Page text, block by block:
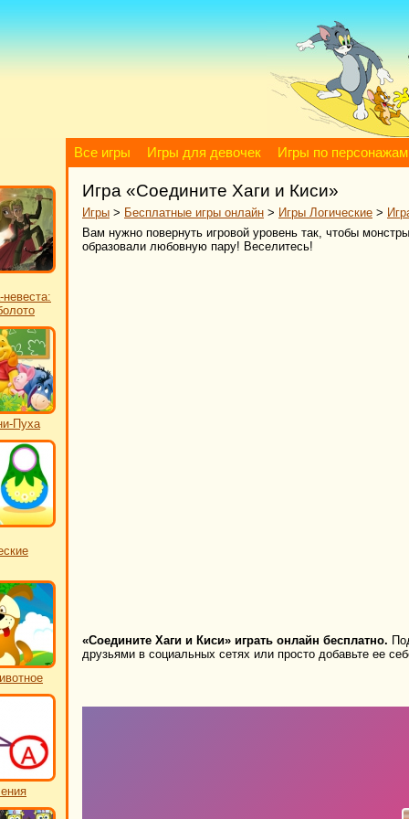
Все игры Игры для девочек Игры по персонажам
Пуха
Игра «Соедините Хаги и Киси»
Игры > Бесплатные игры онлайн > Игры Логические >
Вам нужно повернуть игровой уровень так, чтобы
образовали любовную пару! Веселитесь!
«Соедините Хаги и Киси» играть онлайн бесплатно.
друзьями в социальных сетях или просто добавьте ее